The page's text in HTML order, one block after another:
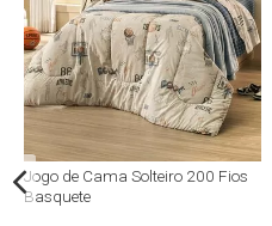
Jogo de Cama Solteiro 200 Fios
Basquete